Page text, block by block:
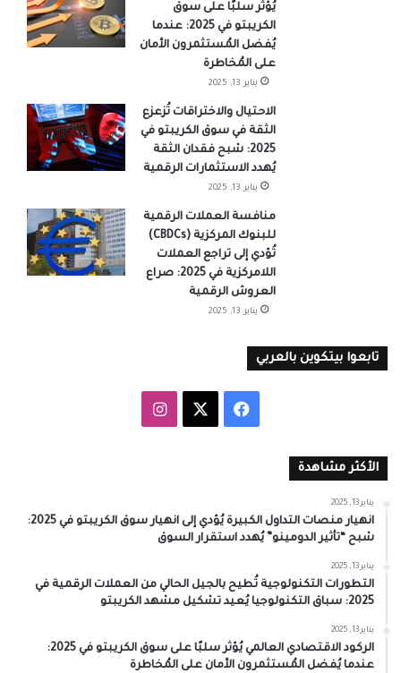
يُؤثر سلبًا على سوق
الكريبتو في 2025: عندما
يُفضل المُستثمرون الأمان
على المُخاطرة
يناير 13, 2025
الاحتيال والاختراقات تُزعزع
الثقة في سوق الكريبتو في
2025: شبح فقدان الثقة
يُهدد الاستثمارات الرقمية
يناير 13, 2025
منافسة العملات الرقمية
للبنوك المركزية (CBDCs)
تُؤدي إلى تراجع العملات
اللامركزية في 2025: صراع
العروش الرقمية
يناير 13, 2025
تابعوا بيتكوين بالعربي
فيسبوك انستقرام
الأكثر مشاهدة
يناير 13, 2025
انهيار منصات التداول الكبيرة يُؤدي إلى انهيار سوق الكريبتو في 2025:
شبح “تأثير الدومينو” يُهدد استقرار السوق
يناير 13, 2025
التطورات التكنولوجية تُطيح بالجيل الحالي من العملات الرقمية في
2025: سباق التكنولوجيا يُعيد تشكيل مشهد الكريبتو
يناير 13, 2025
الركود الاقتصادي العالمي يُؤثر سلبًا على سوق الكريبتو في 2025:
عندما يُفضل المُستثمرون الأمان على المُخاطرة